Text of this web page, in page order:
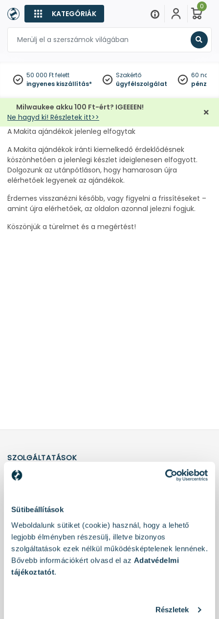
Sütibeállítások
Weboldalunk sütiket (cookie) használ, hogy a lehető
legjobb élményben részesülj, illetve bizonyos
szolgáltatások ezek nélkül működésképtelenek lennének.
Bővebb információkért olvasd el az Adatvédelmi
tájékoztatót.
Részletek
KATEGÓRIÁK
0
50 000 Ft felett
ingyenes kiszállítás*
Szakértő
ügyfélszolgálat
60
Milwaukee akku 100 Ft-ért? IGEEEEN!
Ne hagyd ki! Részletek itt>>
A Makita ajándékok jelenleg elfogytak
A Makita ajándékok iránti kiemelkedő érdeklődésnek
köszönhetően a jelenlegi készlet ideiglenesen elfogyott.
Dolgozunk az utánpótláson, hogy hamarosan újra
elérhetőek legyenek az ajándékok.
Érdemes visszanézni később, vagy figyelni a frissítéseket –
amint újra elérhetőek, az oldalon azonnal jelezni fogjuk.
Köszönjük a türelmet és a megértést!
SZOLGÁLTATÁSOK
Hírlevél feliratkozás
INFORMÁCIÓK
Kapcsolat
ÁSZF